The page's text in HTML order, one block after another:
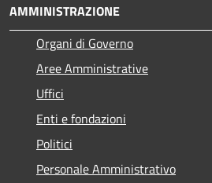
AMMINISTRAZIONE
Organi di Governo
Aree Amministrative
Uffici
Enti e fondazioni
Politici
Personale Amministrativo